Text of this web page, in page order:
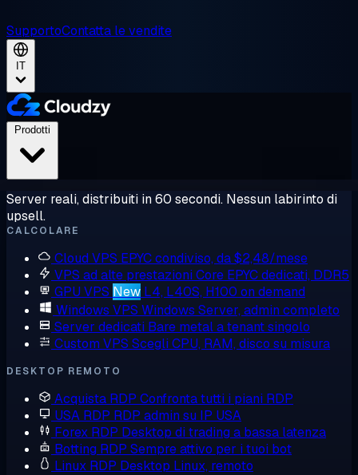
SupportoContatta le vendite
IT
Server reali, distribuiti in 60 secondi. Nessun labirinto di
upsell.
CALCOLARE
Cloud VPS EPYC condiviso, da $2,48/mese
VPS ad alte prestazioni Core EPYC dedicati, DDR5
GPU VPS New L4, L40S, H100 on demand
Windows VPS Windows Server, admin completo
Server dedicati Bare metal a tenant singolo
Custom VPS Scegli CPU, RAM, disco su misura
DESKTOP REMOTO
Acquista RDP Confronta tutti i piani RDP
USA RDP RDP admin su IP USA
Forex RDP Desktop di trading a bassa latenza
Botting RDP Sempre attivo per i tuoi bot
Linux RDP Desktop Linux, remoto